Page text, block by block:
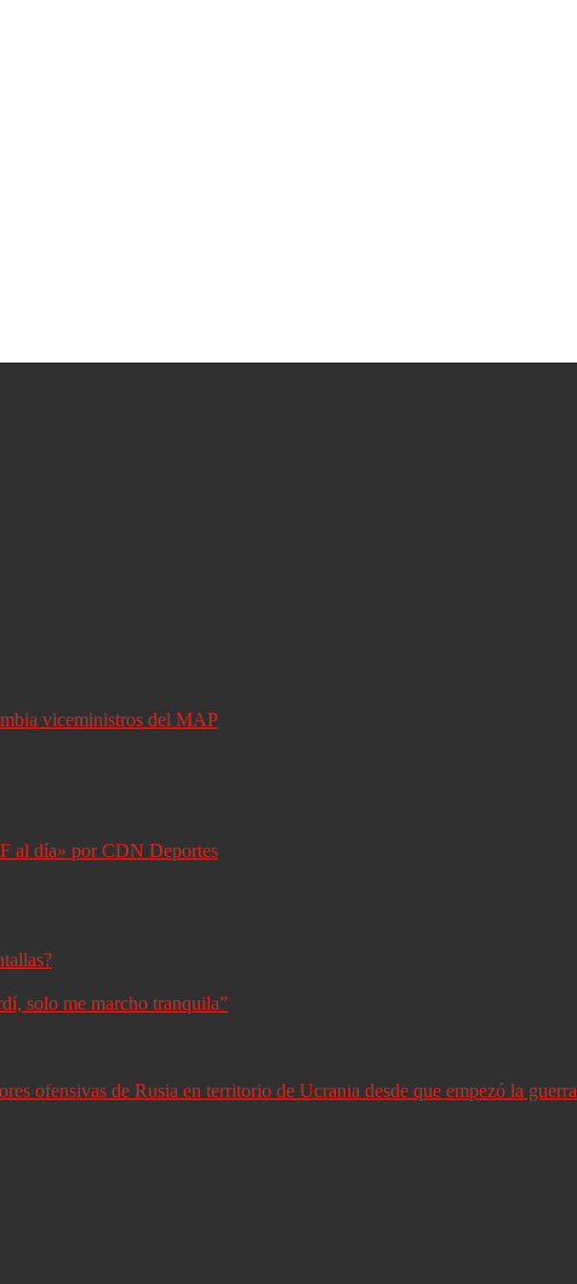
viceministros del MAP
al día» por CDN Deportes
solo me marcho tranquila”
ofensivas de Rusia en territorio de Ucrania desde que empezó la guerra